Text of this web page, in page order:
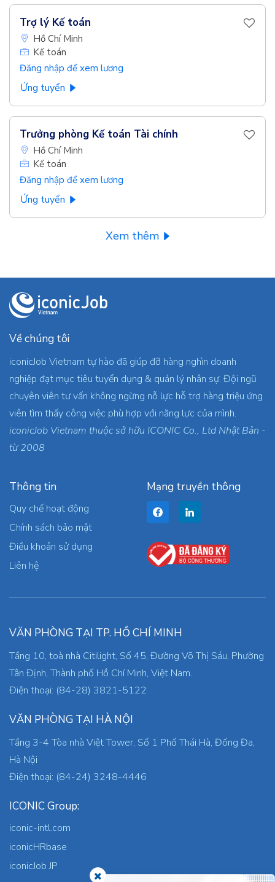
Trợ lý Kế toán
Hồ Chí Minh
Kế toán
Đăng nhập để xem lương
Ứng tuyển
Trưởng phòng Kế toán Tài chính
Hồ Chí Minh
Kế toán
Đăng nhập để xem lương
Ứng tuyển
Xem thêm
Về chúng tôi
iconicJob Vietnam tự hào đã giúp đỡ hàng nghìn doanh
nghiệp đạt mục tiêu tuyển dụng & quản lý nhân sự. Đội ngũ
chuyên viên tư vấn không ngừng nỗ lực hỗ trợ hàng triệu ứng
viên tìm thấy công việc phù hợp với năng lực của mình.
iconicJob Vietnam thuộc sở hữu ICONIC Co., Ltd Nhật Bản -
từ 2008
Thông tin
Quy chế hoạt động
Chính sách bảo mật
Điều khoản sử dụng
Liên hệ
Mạng truyền thông
VĂN PHÒNG TẠI TP. HỒ CHÍ MINH
Tầng 10, toà nhà Citilight, Số 45, Đường Võ Thị Sáu, Phường
Tân Định, Thành phố Hồ Chí Minh, Việt Nam.
Điện thoại: (84-28) 3821-5122
VĂN PHÒNG TẠI HÀ NỘI
Tầng 3-4 Tòa nhà Việt Tower, Số 1 Phố Thái Hà, Đống Đa,
Hà Nội
Điện thoại: (84-24) 3248-4446
ICONIC Group:
iconic-intl.com
iconicHRbase
iconicJob JP